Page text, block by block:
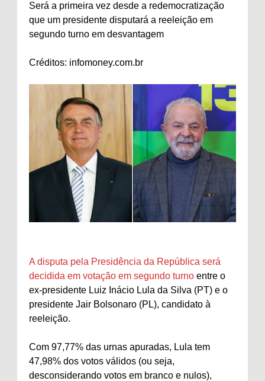
Será a primeira vez desde a redemocratização
que um presidente disputará a reeleição em
segundo turno em desvantagem
Créditos: infomoney.com.br
A disputa pela Presidência da República será
decidida em votação em segundo turno entre o
ex-presidente Luiz Inácio Lula da Silva (PT) e o
presidente Jair Bolsonaro (PL), candidato à
reeleição.
Com 97,77% das urnas apuradas, Lula tem
47,98% dos votos válidos (ou seja,
desconsiderando votos em branco e nulos),